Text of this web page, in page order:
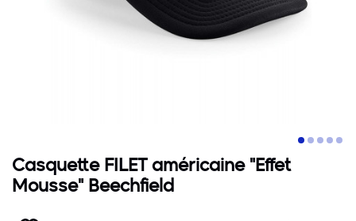
Casquette FILET américaine "Effet
Mousse" Beechfield